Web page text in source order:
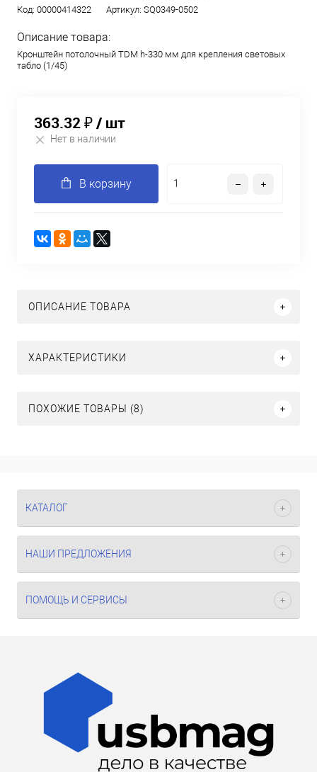
Код: 00000414322 Артикул: SQ0349-0502
Описание товара:
Кронштейн потолочный TDM h-330 мм для крепления световых
табло (1/45)
363.32 ₽/ шт
Нет в наличии
В корзину
ОПИСАНИЕ ТОВАРА
ХАРАКТЕРИСТИКИ
ПОХОЖИЕ ТОВАРЫ (8)
КАТАЛОГ
НАШИ ПРЕДЛОЖЕНИЯ
ПОМОЩЬ И СЕРВИСЫ